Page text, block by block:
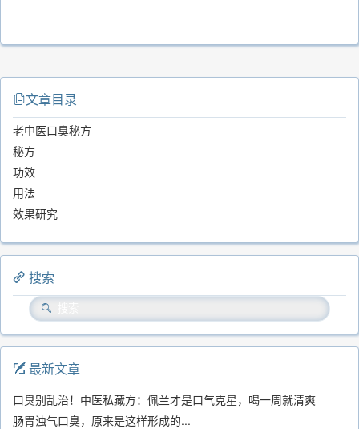
文章目录
老中医口臭秘方
秘方
功效
用法
效果研究
搜索
最新文章
口臭别乱治！中医私藏方：佩兰才是口气克星，喝一周就清爽
肠胃浊气口臭，原来是这样形成的...